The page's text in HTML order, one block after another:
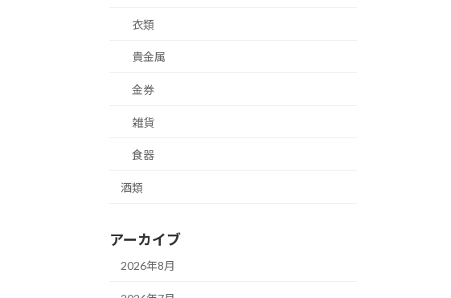
衣類
貴金属
金券
雑貨
食器
酒類
アーカイブ
2026年8月